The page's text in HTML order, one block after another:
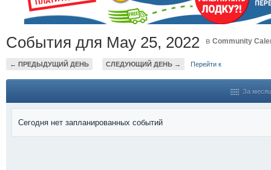
События для May 25, 2022 в Community
← ПРЕДЫДУЩИЙ ДЕНЬ СЛЕДУЮЩИЙ ДЕНЬ → Перейти к
За месяц
Сегодня нет запланированных событий